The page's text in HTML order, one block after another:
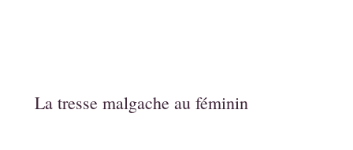
La tresse malgache au féminin